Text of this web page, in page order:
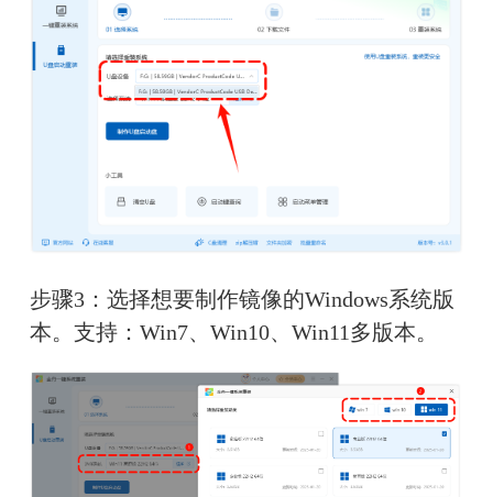
步骤3：选择想要制作镜像的Windows系统版
本。支持：Win7、Win10、Win11多版本。